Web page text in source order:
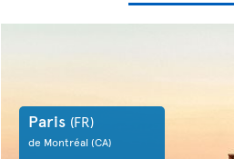
Paris (FR)
de Montréal (CA)